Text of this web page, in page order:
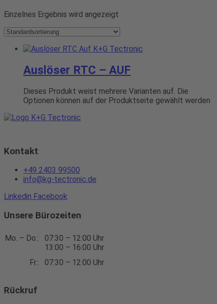
Einzelnes Ergebnis wird angezeigt
Auslöser RTC – AUF
Dieses Produkt weist mehrere Varianten auf. Die
Optionen können auf der Produktseite gewählt werden
Kontakt
+49 2403 99500
info@kg-tectronic.de
Linkedin Facebook
Unsere Bürozeiten
Mo. – Do.:
07:30 – 12:00 Uhr
13:00 – 16:00 Uhr
Fr.:
07:30 – 12:00 Uhr
Rückruf